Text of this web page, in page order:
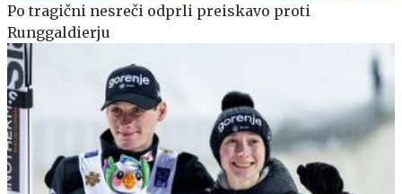
Po tragični nesreči odprli preiskavo proti
Runggaldierju